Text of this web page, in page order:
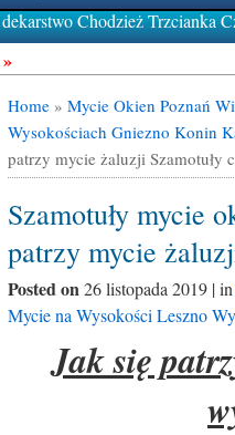
dekarstwo Chodzież Trzcianka
»
Home» Mycie Okien Poznań
Wysokościach Gniezno Konin
patrzy mycie żaluzji Szamotuły
Szamotuły mycie
patrzy mycie
Posted on26 listopada 2019 | in
Mycie na Wysokości Leszno
Jak się